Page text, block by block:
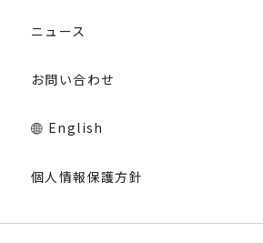
ニュース
お問い合わせ
English
個人情報保護方針